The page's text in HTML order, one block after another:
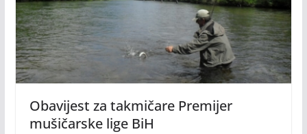
Obavijest za takmičare Premijer
mušičarske lige BiH